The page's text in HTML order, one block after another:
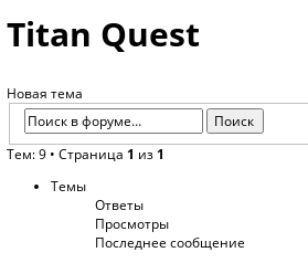
Titan Quest
Новая тема
Тем: 9 • Страница 1 из 1
Темы
Ответы
Просмотры
Последнее сообщение